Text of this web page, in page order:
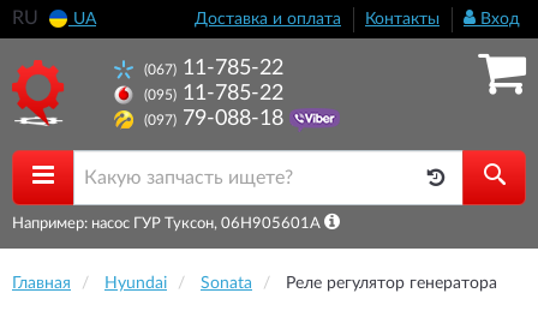
RU UA Доставка и оплата Контакты Вход
(067) 11-785-22
(095) 11-785-22
(097) 79-088-18
Например: насос ГУР Туксон, 06H905601A
Главная Hyundai Sonata Реле регулятор генератора